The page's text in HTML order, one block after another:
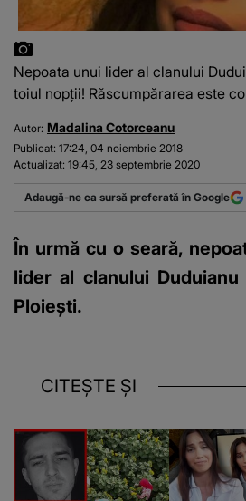
Nepoata unui lider al clanului
toiul nopţii! Răscumpărarea este
Autor: Madalina Cotorceanu
Publicat: 17:24, 04 noiembrie 2018
Actualizat: 19:45, 23 septembrie 2020
Adaugă-ne ca sursă preferată în Google
În urmă cu o seară,
lider al clanului
Ploieşti.
CITEȘTE ȘI